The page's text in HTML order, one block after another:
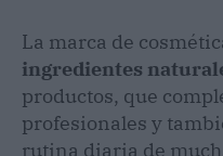
La marca de
ingredientes
productos, que
profesionales y
rutina diaria de